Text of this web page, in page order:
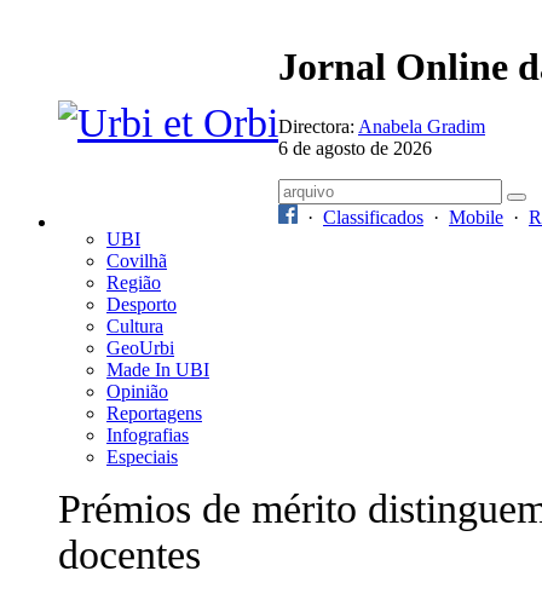
Jornal Online
Directora: Anabela Gradim
6 de agosto de 2026
· Classificados · Mobile ·
UBI
Covilhã
Região
Desporto
Cultura
GeoUrbi
Made In UBI
Opinião
Reportagens
Infografias
Especiais
Prémios de mérito
docentes